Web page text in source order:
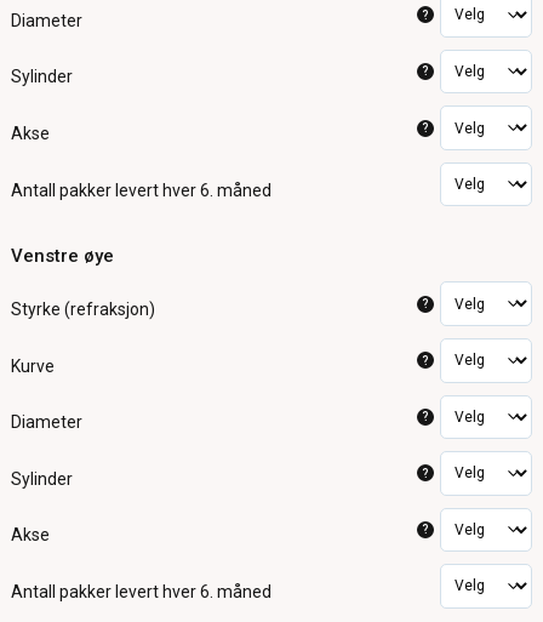
Diameter ?
Sylinder ?
Akse ?
Antall pakker levert hver 6. måned
Venstre øye
Styrke (refraksjon) ?
Kurve ?
Diameter ?
Sylinder ?
Akse ?
Antall pakker levert hver 6. måned